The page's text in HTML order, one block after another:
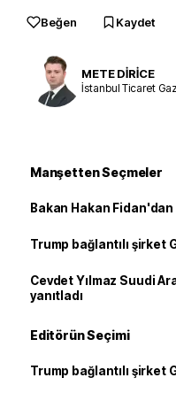
Beğen Kaydet
METE DİRİCE
İstanbul Ticaret
Manşetten Seçmeler
Bakan Hakan Fidan'dan
Trump bağlantılı şirket
Cevdet Yılmaz Suudi
yanıtladı
Editörün Seçimi
Trump bağlantılı şirket